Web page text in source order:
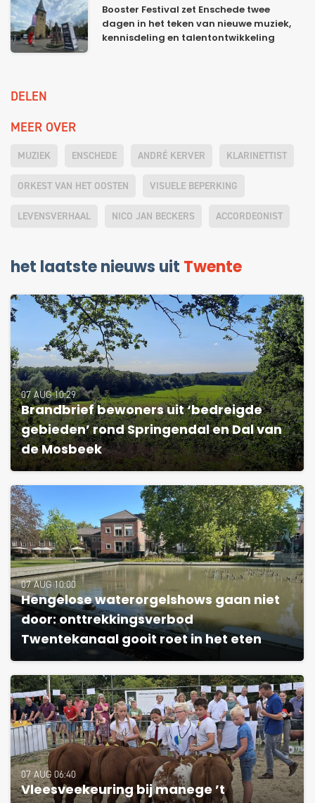
Booster Festival zet Enschede twee
dagen in het teken van nieuwe muziek,
kennisdeling en talentontwikkeling
DELEN
MEER OVER
MUZIEK ENSCHEDE ANDRÉ KERVER KLARINETTIST
ORKEST VAN HET OOSTEN VISUELE BEPERKING
LEVENSVERHAAL NICO JAN BECKERS ACCORDEONIST
het laatste nieuws uit Twente
07 AUG 10:29
Brandbrief bewoners uit ‘bedreigde
gebieden’ rond Springendal en Dal van
de Mosbeek
07 AUG 10:00
Hengelose waterorgelshows gaan niet
door: onttrekkingsverbod
Twentekanaal gooit roet in het eten
07 AUG 06:40
Vleesveekeuring bij manege ’t